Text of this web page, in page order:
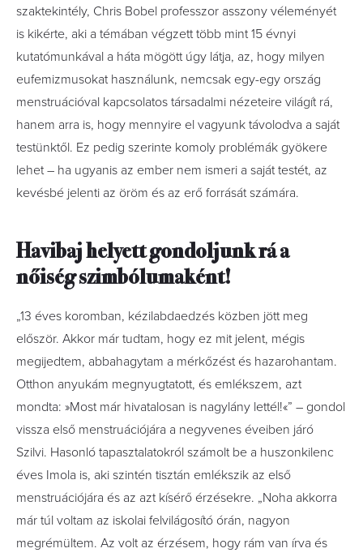
szaktekintély, Chris Bobel professzor asszony véleményét
is kikérte, aki a témában végzett több mint 15 évnyi
kutatómunkával a háta mögött úgy látja, az, hogy milyen
eufemizmusokat használunk, nemcsak egy-egy ország
menstruációval kapcsolatos társadalmi nézeteire világít rá,
hanem arra is, hogy mennyire el vagyunk távolodva a saját
testünktől. Ez pedig szerinte komoly problémák gyökere
lehet – ha ugyanis az ember nem ismeri a saját testét, az
kevésbé jelenti az öröm és az erő forrását számára.
Havibaj helyett gondoljunk rá a
nőiség szimbólumaként!
„13 éves koromban, kézilabdaedzés közben jött meg
először. Akkor már tudtam, hogy ez mit jelent, mégis
megijedtem, abbahagytam a mérkőzést és hazarohantam.
Otthon anyukám megnyugtatott, és emlékszem, azt
mondta: »Most már hivatalosan is nagylány lettél!«” – gondol
vissza első menstruációjára a negyvenes éveiben járó
Szilvi. Hasonló tapasztalatokról számolt be a huszonkilenc
éves Imola is, aki szintén tisztán emlékszik az első
menstruációjára és az azt kísérő érzésekre. „Noha akkorra
már túl voltam az iskolai felvilágosító órán, nagyon
megrémültem. Az volt az érzésem, hogy rám van írva és